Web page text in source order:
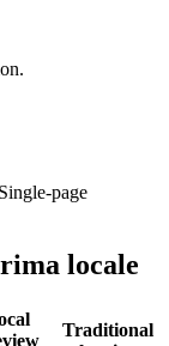
Single-page
locale
Traditional